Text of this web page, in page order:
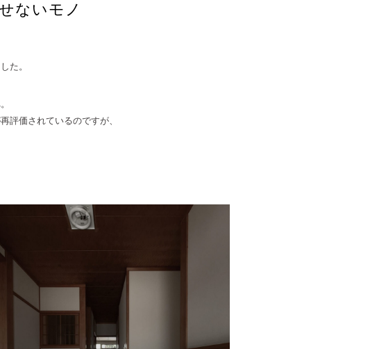
ないモノ
た。
評価されているのですが、